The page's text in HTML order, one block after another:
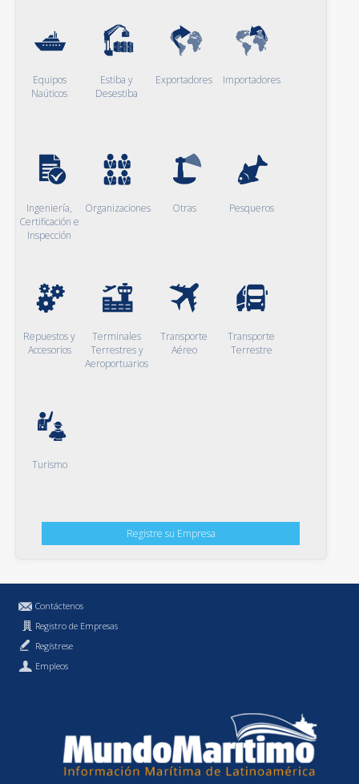
Equipos
Naúticos
Estiba y
Desestiba
Exportadores Importadores
Ingeniería,
Certificación e
Inspección
Organizaciones Otras Pesqueros
Repuestos y
Accesorios
Terminales
Terrestres y
Aeroportuarios
Transporte
Aéreo
Transporte
Terrestre
Turismo
Registre su Empresa
Contáctenos
Registro de Empresas
Regístrese
Empleos